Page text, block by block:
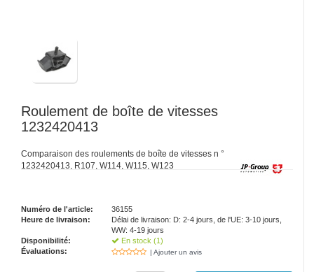
Roulement de boîte de vitesses
1232420413
Comparaison des roulements de boîte de vitesses n °
1232420413, R107, W114, W115, W123
Numéro de l'article:
36155
Heure de livraison:
Délai de livraison: D: 2-4 jours, de l'UE: 3-10 jours,
WW: 4-19 jours
Disponibilité:
En stock (1)
Évaluations:
| Ajouter un avis